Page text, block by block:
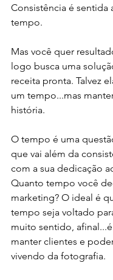
Consistência é sentida
tempo.
Mas você quer
logo busca uma
receita pronta. Talvez
um tempo...mas
história.
O tempo é uma
que vai além da
com a sua dedicação
Quanto tempo você
marketing? O ideal é
tempo seja voltado
muito sentido,
manter clientes e
vivendo da fotografia.